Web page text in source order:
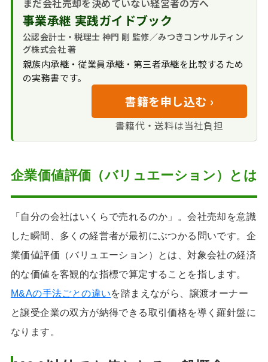
チ（純資産ベース）
マーケット・アプ
ローチ（市場価格・類
インカム・アプロ
モデル
年倍法（年買法）
｜時価純資産 ＋ のれ
専門家による「実
質利益」の修正ポイン
M&Aプロセスにおける評価のタイミ
ング
プロセスの流れと
頼手順と流れ
デューデリジェンスと企業価値評価
の関係
DD結果が評価額を
下げるケース
事業計画の妥当性
検証
譲渡オーナーが企業価値を最大化す
企業価値評価（バリュエーション）
企業価値評価のまとめ｜納得感ある
M&Aへの第一歩
まだ会社売却を決めていない経営者の方へ
事業承継 実践ガイドブック
公認会計士・税理士 神門 剛 監修／みつきコンサルティン
グ株式会社 著
親族内承継・従業員承継・第三者承継を比較するため
の実務書です。
書籍を申し込む ›
書籍代・送料は当社負担
企業価値評価（バリュエーション）とは
「自分の会社はいくらで売れるのか」。会社売却を意識
した瞬間、多くの経営者が最初にぶつかる問いです。企
業価値評価（バリュエーション）とは、対象会社の経済
的な価値を客観的な指標で算定することを指します。
M&Aの手法ごとの違いを踏まえながら、譲渡オーナー
と譲受企業の双方が納得できる取引価格を導く羅針盤に
なります。